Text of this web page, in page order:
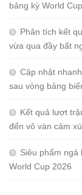
bảng kỳ World
Phân tích kết
vừa qua đầy bất
Cập nhật
sau vòng bảng
Kết quả lượt
đến vô vàn cảm
Siêu phẩm ngả
World Cup 2026